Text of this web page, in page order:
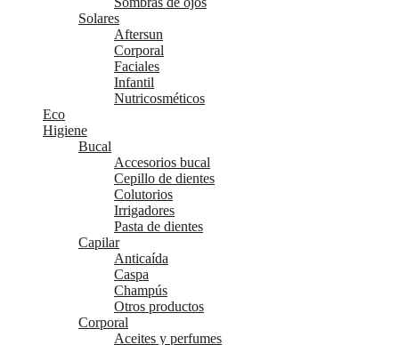
Solares
Aftersun
Corporal
Faciales
Infantil
Nutricosméticos
Eco
Higiene
Bucal
Accesorios bucal
Cepillo de dientes
Colutorios
Irrigadores
Pasta de dientes
Capilar
Anticaída
Caspa
Champús
Otros productos
Corporal
Aceites y perfumes